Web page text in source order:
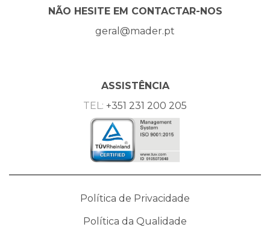
NÃO HESITE EM CONTACTAR-NOS
geral@mader.pt
ASSISTÊNCIA
TEL: +351 231 200 205
Política de Privacidade
Política da Qualidade